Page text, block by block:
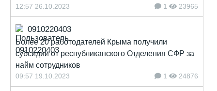
12:57 26.10.2023 1 23965
0910220403
Более 20 работодателей Крыма получили
субсидии от республиканского Отделения СФР за
найм сотрудников
09:57 19.10.2023 1 24876